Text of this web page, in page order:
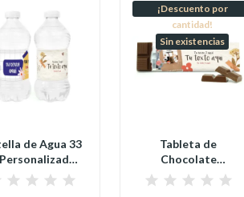
de Agua 33
para...
¡Descuento por
cantidad!
Sin existencias
Tableta de
Chocolate
personalizada para
Regalos...